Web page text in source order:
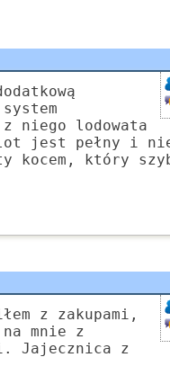
niego lodowata
jest pełny i nie
kocem, który
z zakupami,
mnie z
Jajecznica z